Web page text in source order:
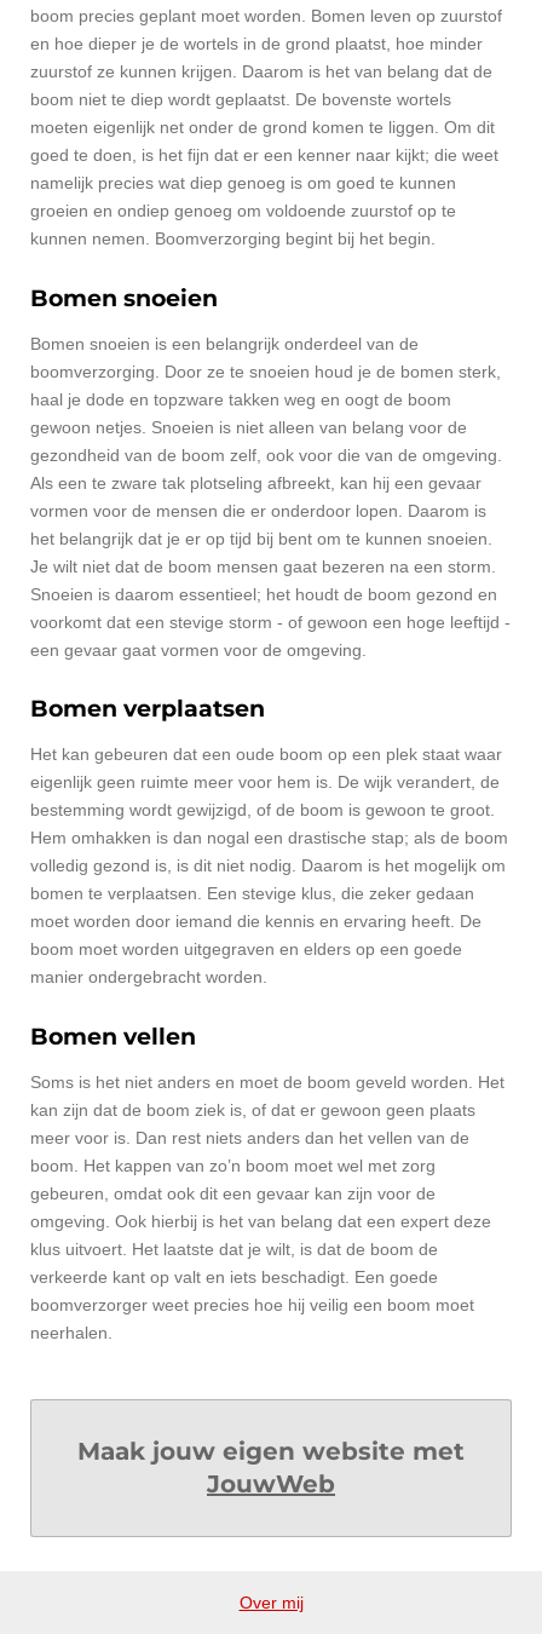
boom precies geplant moet worden. Bomen leven op zuurstof
en hoe dieper je de wortels in de grond plaatst, hoe minder
zuurstof ze kunnen krijgen. Daarom is het van belang dat de
boom niet te diep wordt geplaatst. De bovenste wortels
moeten eigenlijk net onder de grond komen te liggen. Om dit
goed te doen, is het fijn dat er een kenner naar kijkt; die weet
namelijk precies wat diep genoeg is om goed te kunnen
groeien en ondiep genoeg om voldoende zuurstof op te
kunnen nemen. Boomverzorging begint bij het begin.
Bomen snoeien
Bomen snoeien is een belangrijk onderdeel van de
boomverzorging. Door ze te snoeien houd je de bomen sterk,
haal je dode en topzware takken weg en oogt de boom
gewoon netjes. Snoeien is niet alleen van belang voor de
gezondheid van de boom zelf, ook voor die van de omgeving.
Als een te zware tak plotseling afbreekt, kan hij een gevaar
vormen voor de mensen die er onderdoor lopen. Daarom is
het belangrijk dat je er op tijd bij bent om te kunnen snoeien.
Je wilt niet dat de boom mensen gaat bezeren na een storm.
Snoeien is daarom essentieel; het houdt de boom gezond en
voorkomt dat een stevige storm - of gewoon een hoge leeftijd -
een gevaar gaat vormen voor de omgeving.
Bomen verplaatsen
Het kan gebeuren dat een oude boom op een plek staat waar
eigenlijk geen ruimte meer voor hem is. De wijk verandert, de
bestemming wordt gewijzigd, of de boom is gewoon te groot.
Hem omhakken is dan nogal een drastische stap; als de boom
volledig gezond is, is dit niet nodig. Daarom is het mogelijk om
bomen te verplaatsen. Een stevige klus, die zeker gedaan
moet worden door iemand die kennis en ervaring heeft. De
boom moet worden uitgegraven en elders op een goede
manier ondergebracht worden.
Bomen vellen
Soms is het niet anders en moet de boom geveld worden. Het
kan zijn dat de boom ziek is, of dat er gewoon geen plaats
meer voor is. Dan rest niets anders dan het vellen van de
boom. Het kappen van zo’n boom moet wel met zorg
gebeuren, omdat ook dit een gevaar kan zijn voor de
omgeving. Ook hierbij is het van belang dat een expert deze
klus uitvoert. Het laatste dat je wilt, is dat de boom de
verkeerde kant op valt en iets beschadigt. Een goede
boomverzorger weet precies hoe hij veilig een boom moet
neerhalen.
Maak jouw eigen website met
JouwWeb
Over mij